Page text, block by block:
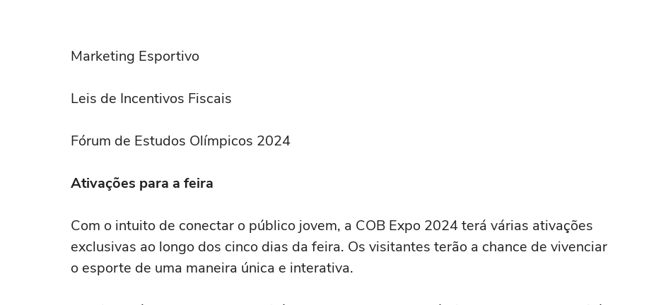
Marketing Esportivo
Leis de Incentivos Fiscais
Fórum de Estudos Olímpicos 2024
Ativações para a feira
Com o intuito de conectar o público jovem, a COB Expo 2024 terá várias ativações
exclusivas ao longo dos cinco dias da feira. Os visitantes terão a chance de vivenciar
o esporte de uma maneira única e interativa.